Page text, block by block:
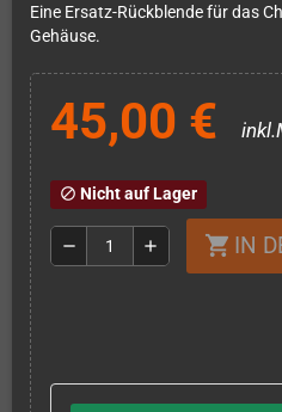
Eine Ersatz-Rückblende für das
Gehäuse.
45,00 €
block Nicht auf Lager
remove add shopping_cart IN